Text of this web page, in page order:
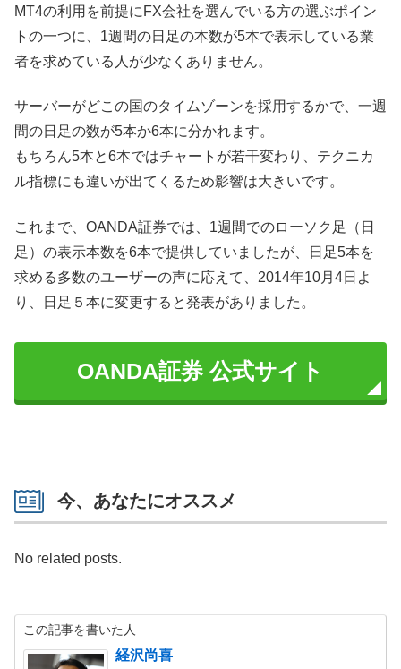
MT4の利用を前提にFX会社を選んでいる方の選ぶポイン
トの一つに、1週間の日足の本数が5本で表示している業
者を求めている人が少なくありません。
サーバーがどこの国のタイムゾーンを採用するかで、一週
間の日足の数が5本か6本に分かれます。
もちろん5本と6本ではチャートが若干変わり、テクニカ
ル指標にも違いが出てくるため影響は大きいです。
これまで、OANDA証券では、1週間でのローソク足（日
足）の表示本数を6本で提供していましたが、日足5本を
求める多数のユーザーの声に応えて、2014年10月4日よ
り、日足５本に変更すると発表がありました。
OANDA証券 公式サイト
今、あなたにオススメ
No related posts.
この記事を書いた人
経沢尚喜